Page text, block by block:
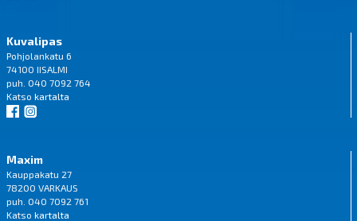
Kuvalipas
Pohjolankatu 6
74100 IISALMI
puh. 040 7092 764
Katso kartalta
Maxim
Kauppakatu 27
78200 VARKAUS
puh. 040 7092 761
Katso kartalta